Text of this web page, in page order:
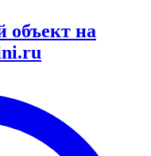
объект на